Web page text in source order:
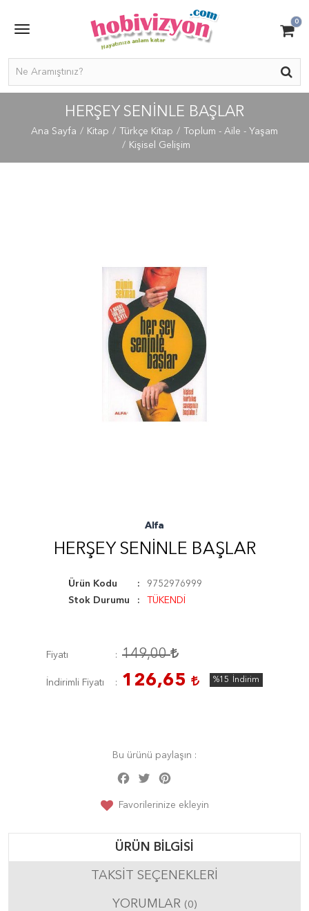
0
HERŞEY SENINLE BAŞLAR
Ana Sayfa Kitap Türkçe Kitap
Toplum - Aile - Yaşam
Kişisel Gelişim
Alfa
HERŞEY SENINLE BAŞLAR
Ürün Kodu
9752976999
Stok Durumu
TÜKENDİ
Fiyatı 149,00
İndirimli Fiyatı 126,65 %15 İndirim
Bu ürünü paylaşın :
Facebook
Twitter
Favorilerinize ekleyin
ÜRÜN BILGISI
TAKSIT SEÇENEKLERI
YORUMLAR (0)